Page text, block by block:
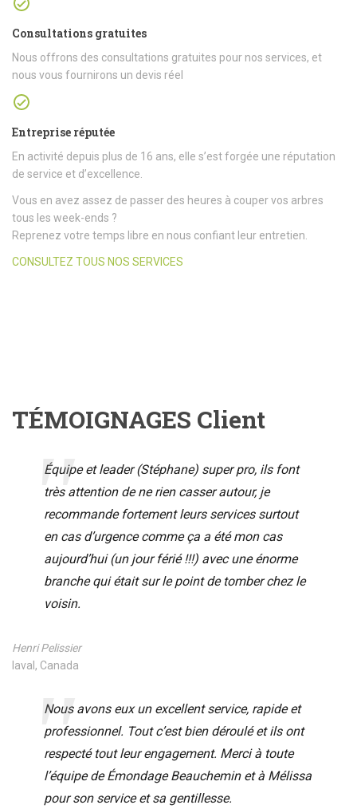
Consultations gratuites
Nous offrons des consultations gratuites pour nos services, et
nous vous fournirons un devis réel
Entreprise réputée
En activité depuis plus de 16 ans, elle s’est forgée une réputation
de service et d’excellence.
Vous en avez assez de passer des heures à couper vos arbres
tous les week-ends ?
Reprenez votre temps libre en nous confiant leur entretien.
CONSULTEZ TOUS NOS SERVICES
TÉMOIGNAGES Client
Équipe et leader (Stéphane) super pro, ils font
très attention de ne rien casser autour, je
recommande fortement leurs services surtout
en cas d’urgence comme ça a été mon cas
aujourd’hui (un jour férié !!!) avec une énorme
branche qui était sur le point de tomber chez le
voisin.
Henri Pelissier
laval, Canada
Nous avons eux un excellent service, rapide et
professionnel. Tout c’est bien déroulé et ils ont
respecté tout leur engagement. Merci à toute
l’équipe de Émondage Beauchemin et à Mélissa
pour son service et sa gentillesse.